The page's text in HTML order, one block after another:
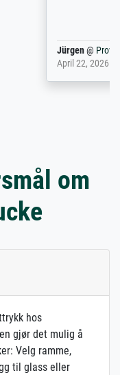
om
hos
gjør det mulig å
Velg ramme,
til glass eller